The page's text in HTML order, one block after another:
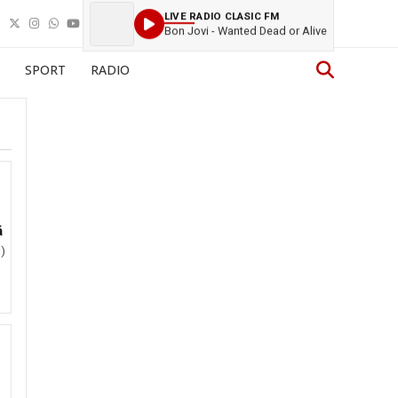
LIVE RADIO CLASIC FM
Bon Jovi - Wanted Dead or Alive
SPORT RADIO